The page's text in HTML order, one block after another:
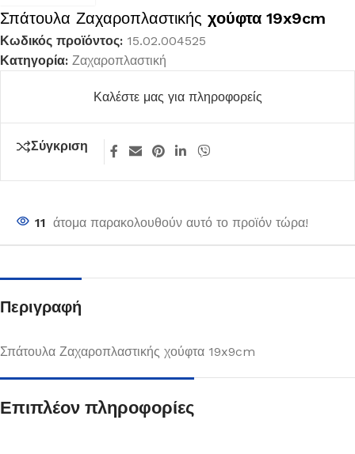
Σπάτουλα Ζαχαροπλαστικής χούφτα 19x9cm
Κωδικός προϊόντος: 15.02.004525
Κατηγορία: Ζαχαροπλαστική
Καλέστε μας για πληροφορείς
Σύγκριση
11 άτομα παρακολουθούν αυτό το προϊόν τώρα!
Περιγραφή
Σπάτουλα Ζαχαροπλαστικής χούφτα 19x9cm
Επιπλέον πληροφορίες